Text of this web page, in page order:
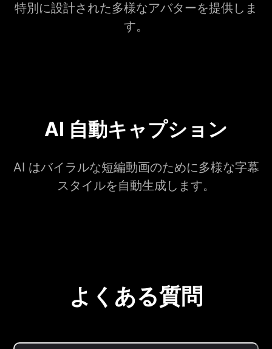
特別に設計された多様なアバターを提供しま
す。
AI 自動キャプション
AI はバイラルな短編動画のために多様な字幕
スタイルを自動生成します。
よくある質問